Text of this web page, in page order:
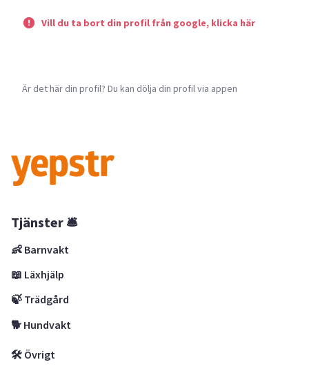
Vill du ta bort din profil från google, klicka här
Är det här din profil? Du kan dölja din profil via appen
Tjänster 🛎
👶 Barnvakt
📖 Läxhjälp
🍃 Trädgård
🐕 Hundvakt
🛠 Övrigt